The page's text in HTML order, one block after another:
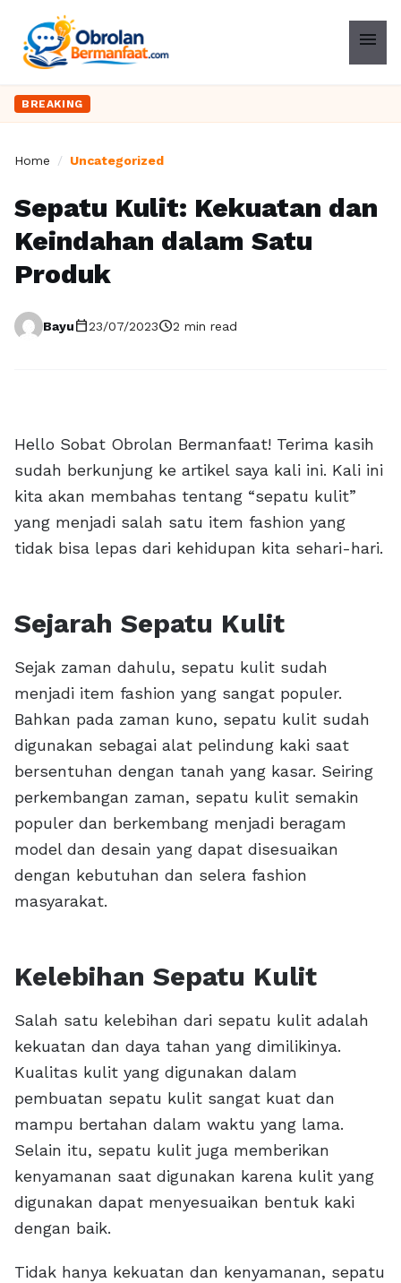
menu
BREAKING
Home / Uncategorized
Sepatu Kulit: Kekuatan dan
Keindahan dalam Satu
Produk
Bayucalendar_today23/07/2023schedule2 min read
Hello Sobat Obrolan Bermanfaat! Terima kasih
sudah berkunjung ke artikel saya kali ini. Kali ini
kita akan membahas tentang “sepatu kulit”
yang menjadi salah satu item fashion yang
tidak bisa lepas dari kehidupan kita sehari-hari.
Sejarah Sepatu Kulit
Sejak zaman dahulu, sepatu kulit sudah
menjadi item fashion yang sangat populer.
Bahkan pada zaman kuno, sepatu kulit sudah
digunakan sebagai alat pelindung kaki saat
bersentuhan dengan tanah yang kasar. Seiring
perkembangan zaman, sepatu kulit semakin
populer dan berkembang menjadi beragam
model dan desain yang dapat disesuaikan
dengan kebutuhan dan selera fashion
masyarakat.
Kelebihan Sepatu Kulit
Salah satu kelebihan dari sepatu kulit adalah
kekuatan dan daya tahan yang dimilikinya.
Kualitas kulit yang digunakan dalam
pembuatan sepatu kulit sangat kuat dan
mampu bertahan dalam waktu yang lama.
Selain itu, sepatu kulit juga memberikan
kenyamanan saat digunakan karena kulit yang
digunakan dapat menyesuaikan bentuk kaki
dengan baik.
Tidak hanya kekuatan dan kenyamanan, sepatu